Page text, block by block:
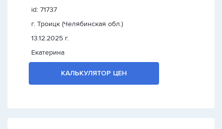
id: 71737
г. Троицк (Челябинская обл.)
13.12.2025 г.
Екатерина
КАЛЬКУЛЯТОР ЦЕН